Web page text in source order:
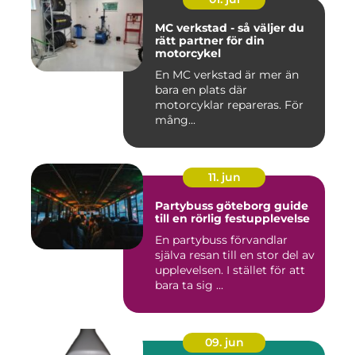
MC verkstad - så väljer du
rätt partner för din
motorcykel
En MC verkstad är mer än
bara en plats där
motorcyklar repareras. För
mång...
11. jun
Partybuss göteborg guide
till en rörlig festupplevelse
En partybuss förvandlar
själva resan till en stor del av
upplevelsen. I stället för att
bara ta sig ...
09. jun